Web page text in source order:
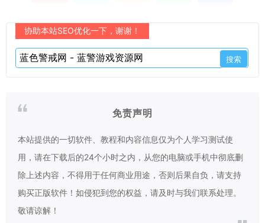
协助本站SEO优化一下，谢谢！
免责声明
本站提供的一切软件、教程和内容信息仅为个人学习测试使
用，请在下载后的24个小时之内，从您的电脑或手机中彻底删
除上述内容，不得用于任何商业用途，否则后果自负，请支持
购买正版软件！如侵犯到您的权益，请及时与我们联系处理。
敬请谅解！